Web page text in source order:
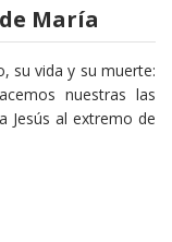
María
su vida y su muerte:
nuestras las
Jesús al extremo de